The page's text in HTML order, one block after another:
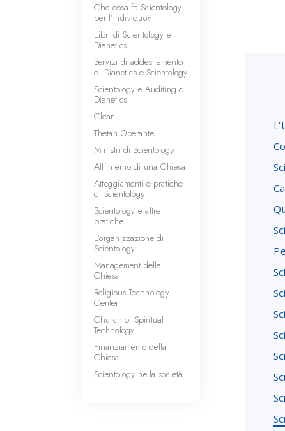
Che cosa fa Scientology
per l’individuo?
Libri di Scientology e
Dianetics
Servizi di addestramento
di Dianetics e Scientology
Scientology e Auditing di
Dianetics
Clear
Thetan Operante
Ministri di Scientology
All’interno di una Chiesa
Atteggiamenti e pratiche
di Scientology
Scientology e altre
pratiche
L’organizzazione di
Scientology
Management della
Chiesa
Religious Technology
Center
Church of Spiritual
Technology
Finanziamento della
Chiesa
Scientology nella società